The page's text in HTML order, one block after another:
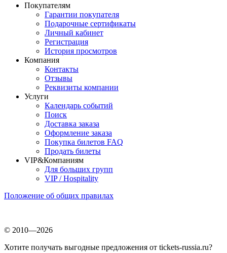
Покупателям
Гарантии покупателя
Подарочные сертификаты
Личный кабинет
Регистрация
История просмотров
Компания
Контакты
Отзывы
Реквизиты компании
Услуги
Календарь событий
Поиск
Доставка заказа
Оформление заказа
Покупка билетов FAQ
Продать билеты
VIP&Компаниям
Для больших групп
VIP / Hospitality
Положение об общих правилах
© 2010—2026
Хотите получать выгодные предложения от tickets-russia.ru?